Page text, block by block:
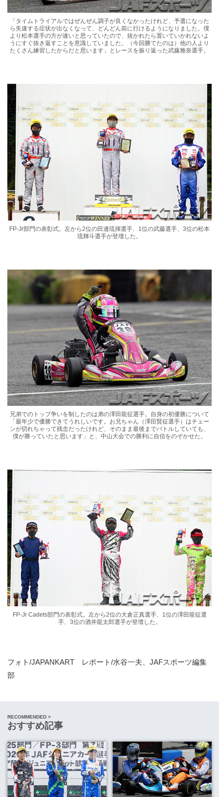
「タイムトライアルではぜんぜん調子が良くなかったけれど、予選になった
ら失速する症状が出なくなって、どんどん前に行けるようになりました。僕
より松本選手の方が速いと思っていたので、抜かれたら置いていかれないよ
うにすぐ抜き返すことを意識していました。（今回勝てたのは）他の人より
たくさん練習したからだと思います」とレースを振り返った武藤雅奈選手。
FP-Jr部門の表彰式。左から2位の田邊琉揮選手、1位の武藤選手、3位の松本
琉輝斗選手が登壇した。
兄弟でのトップ争いを制したのは弟の澤田龍征選手。自身の初優勝について
「最年少で優勝できてうれしいです。お兄ちゃん（澤田賢征選手）はチェー
ンが切れちゃって残念だったけれど、そのまま最後までバトルしていても、
僕が勝っていたと思います」と、中山大会での勝利に自信をのぞかせた。
FP-Jr Cadets部門の表彰式。左から2位の大倉正真選手、1位の澤田龍征選
手、3位の酒井龍太郎選手が登壇した。
フォト/JAPANKART レポート/水谷一夫、JAFスポーツ編集
部
RECOMMENDED >
おすすめ記事